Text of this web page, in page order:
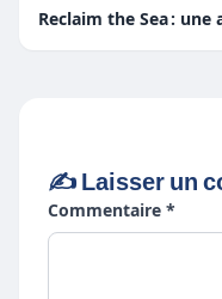
Reclaim the Sea :
✍️ Laisser un
Commentaire *